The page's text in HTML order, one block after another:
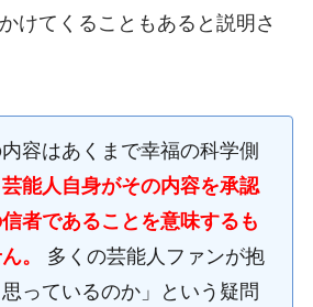
けてくることもあると説明さ
容はあくまで幸福の科学側
芸能人自身がその内容を承認
者であることを意味するも
。
多くの芸能人ファンが抱
っているのか」という疑問